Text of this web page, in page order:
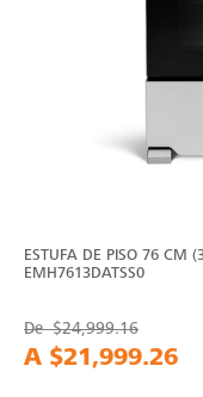
ESTUFA DE PISO 76 CM
EMH7613DATSS0
De$24,999.16
A $21,999.26